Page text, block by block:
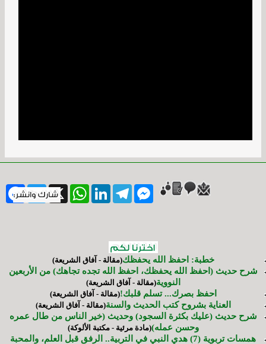
Twitter X
WhatsApp
LinkedInTelegram
Messenger
خطبة: احفظ الله يحفظك(مقالة - آفاق الشريعة)
شرح حديث (احفظ الله يحفظك، احفظ الله تجده تجاهك) من الأربعين
النووية(مقالة - آفاق الشريعة)
احفظ بصرك... تسلم قلبك!(مقالة - آفاق الشريعة)
العناية بشروح كتب الحديث والسنة(مقالة - آفاق الشريعة)
شرح حديث (عليك بكثرة السجود) وحديث (خير الناس من طال عمره
وحسن عمله)(مادة مرئية - مكتبة الألوكة)
همسات تربوية (7) هدي النبي في التربية.. الرفق قبل العلم، والمحبة